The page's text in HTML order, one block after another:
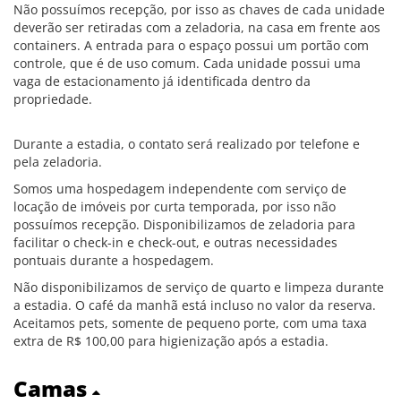
Não possuímos recepção, por isso as chaves de cada unidade
deverão ser retiradas com a zeladoria, na casa em frente aos
containers. A entrada para o espaço possui um portão com
controle, que é de uso comum. Cada unidade possui uma
vaga de estacionamento já identificada dentro da
propriedade.
Durante a estadia, o contato será realizado por telefone e
pela zeladoria.
Somos uma hospedagem independente com serviço de
locação de imóveis por curta temporada, por isso não
possuímos recepção. Disponibilizamos de zeladoria para
facilitar o check-in e check-out, e outras necessidades
pontuais durante a hospedagem.
Não disponibilizamos de serviço de quarto e limpeza durante
a estadia. O café da manhã está incluso no valor da reserva.
Aceitamos pets, somente de pequeno porte, com uma taxa
extra de R$ 100,00 para higienização após a estadia.
Camas